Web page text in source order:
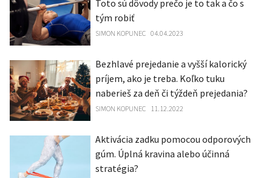
Toto sú dôvody prečo je to tak a čo s
tým robiť
SIMON KOPUNEC 04.04.2023
Bezhlavé prejedanie a vyšší kalorický
príjem, ako je treba. Koľko tuku
naberieš za deň či týždeň prejedania?
SIMON KOPUNEC 11.12.2022
Aktivácia zadku pomocou odporových
gúm. Úplná kravina alebo účinná
stratégia?